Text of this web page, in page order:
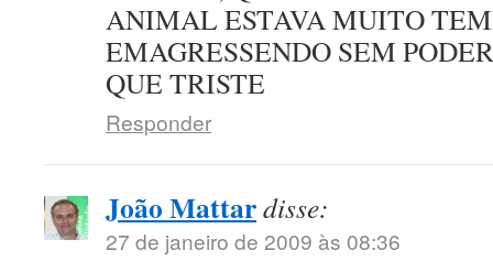
ANIMAL ESTAVA MUITO
EMAGRESSENDO SEM
QUE TRISTE
Responder
João Mattardisse:
27 de janeiro de 2009 às 08:36